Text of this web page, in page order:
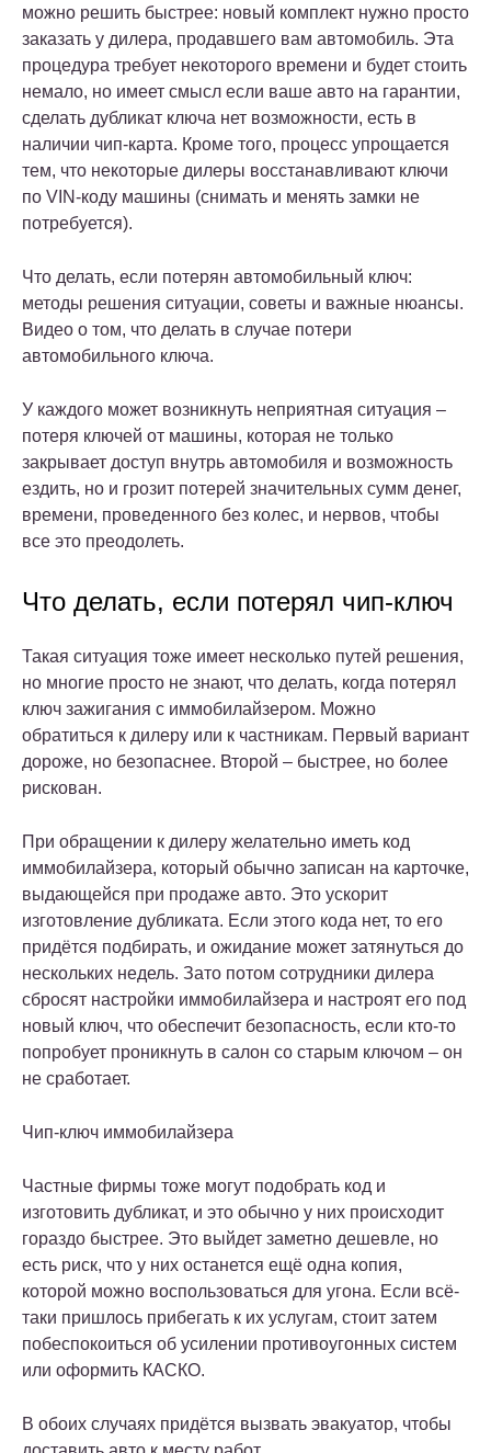
можно решить быстрее: новый комплект нужно просто
заказать у дилера, продавшего вам автомобиль. Эта
процедура требует некоторого времени и будет стоить
немало, но имеет смысл если ваше авто на гарантии,
сделать дубликат ключа нет возможности, есть в
наличии чип-карта. Кроме того, процесс упрощается
тем, что некоторые дилеры восстанавливают ключи
по VIN-коду машины (снимать и менять замки не
потребуется).
Что делать, если потерян автомобильный ключ:
методы решения ситуации, советы и важные нюансы.
Видео о том, что делать в случае потери
автомобильного ключа.
У каждого может возникнуть неприятная ситуация –
потеря ключей от машины, которая не только
закрывает доступ внутрь автомобиля и возможность
ездить, но и грозит потерей значительных сумм денег,
времени, проведенного без колес, и нервов, чтобы
все это преодолеть.
Что делать, если потерял чип-ключ
Такая ситуация тоже имеет несколько путей решения,
но многие просто не знают, что делать, когда потерял
ключ зажигания с иммобилайзером. Можно
обратиться к дилеру или к частникам. Первый вариант
дороже, но безопаснее. Второй – быстрее, но более
рискован.
При обращении к дилеру желательно иметь код
иммобилайзера, который обычно записан на карточке,
выдающейся при продаже авто. Это ускорит
изготовление дубликата. Если этого кода нет, то его
придётся подбирать, и ожидание может затянуться до
нескольких недель. Зато потом сотрудники дилера
сбросят настройки иммобилайзера и настроят его под
новый ключ, что обеспечит безопасность, если кто-то
попробует проникнуть в салон со старым ключом – он
не сработает.
Чип-ключ иммобилайзера
Частные фирмы тоже могут подобрать код и
изготовить дубликат, и это обычно у них происходит
гораздо быстрее. Это выйдет заметно дешевле, но
есть риск, что у них останется ещё одна копия,
которой можно воспользоваться для угона. Если всё-
таки пришлось прибегать к их услугам, стоит затем
побеспокоиться об усилении противоугонных систем
или оформить КАСКО.
В обоих случаях придётся вызвать эвакуатор, чтобы